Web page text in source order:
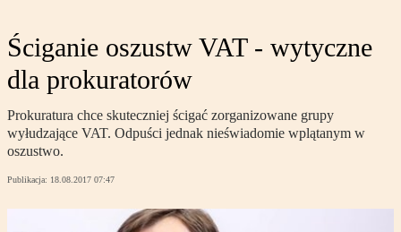
Ściganie oszustw VAT - wytyczne
dla prokuratorów
Prokuratura chce skuteczniej ścigać zorganizowane grupy
wyłudzające VAT. Odpuści jednak nieświadomie wplątanym w
oszustwo.
Publikacja: 18.08.2017 07:47